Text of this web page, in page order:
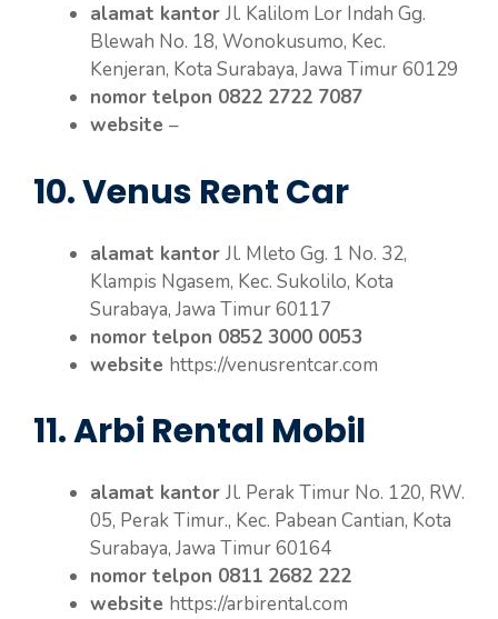
alamat kantor Jl. Kalilom Lor Indah Gg.
Blewah No. 18, Wonokusumo, Kec.
Kenjeran, Kota Surabaya, Jawa Timur 60129
nomor telpon 0822 2722 7087
website –
10. Venus Rent Car
alamat kantor Jl. Mleto Gg. 1 No. 32,
Klampis Ngasem, Kec. Sukolilo, Kota
Surabaya, Jawa Timur 60117
nomor telpon 0852 3000 0053
website https://venusrentcar.com
11. Arbi Rental Mobil
alamat kantor Jl. Perak Timur No. 120, RW.
05, Perak Timur., Kec. Pabean Cantian, Kota
Surabaya, Jawa Timur 60164
nomor telpon 0811 2682 222
website https://arbirental.com